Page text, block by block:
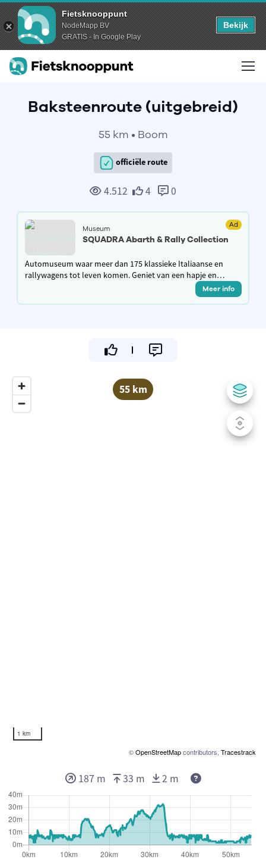
Fietsknooppunt
NodeMapp BV
GRATIS - In Google Play
Bekijk
Baksteenroute (uitgebreid)
55 km • Boom
officiële route
4.512 4 0
Museum Ad
SQUADRA Abarth & Rally Collection
Automuseum waar meer dan 175 klassieke Italiaanse en
rallywagens tot leven komen. Geniet van een hapje en
drankje in het Carlo Caffè en neem een kijkje in de Meer info
55 km
1 km
©OpenStreetMapcontributors, Tracestrack
187 m 33 m 2 m